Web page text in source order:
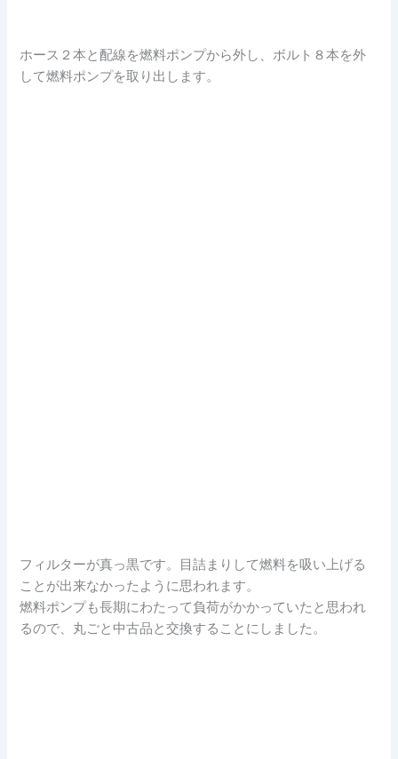
ホース２本と配線を燃料ポンプから外し、ボルト８本を外
して燃料ポンプを取り出します。
フィルターが真っ黒です。目詰まりして燃料を吸い上げる
ことが出来なかったように思われます。
燃料ポンプも長期にわたって負荷がかかっていたと思われ
るので、丸ごと中古品と交換することにしました。